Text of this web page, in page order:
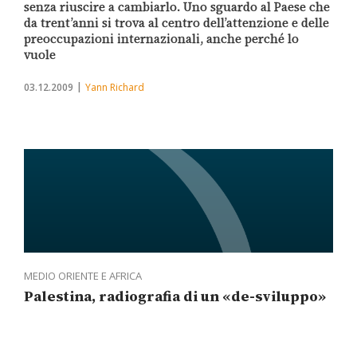
senza riuscire a cambiarlo. Uno sguardo al Paese che
da trent’anni si trova al centro dell’attenzione e delle
preoccupazioni internazionali, anche perché lo
vuole
03.12.2009 Yann Richard
MEDIO ORIENTE E AFRICA
Palestina, radiografia di un «de-sviluppo»